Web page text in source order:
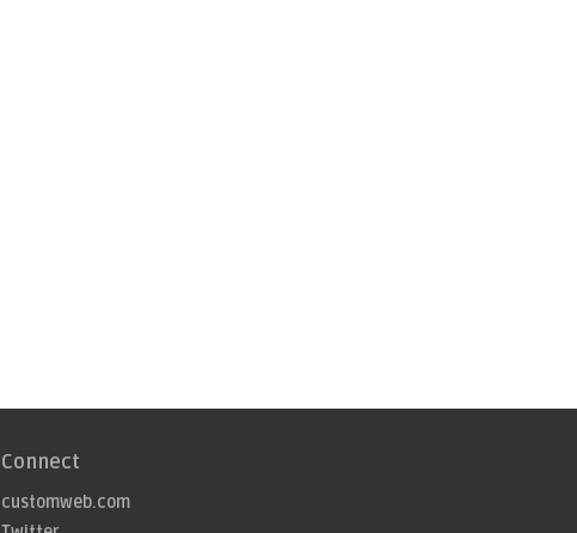
Connect
customweb.com